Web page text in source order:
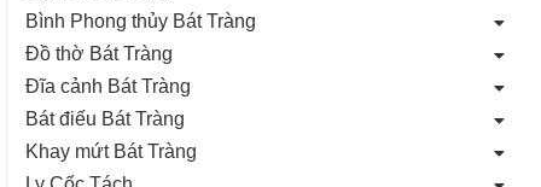
Bình Phong thủy Bát Tràng
Đồ thờ Bát Tràng
Đĩa cảnh Bát Tràng
Bát điếu Bát Tràng
Khay mứt Bát Tràng
Ly Cốc Tách